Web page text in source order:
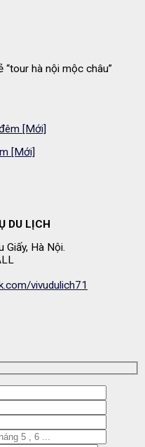
hà nội mộc châu”
[Mới]
DU LỊCH
Giấy, Hà Nội.
vivudulich71